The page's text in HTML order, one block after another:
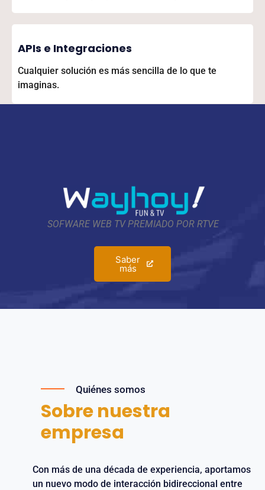
APIs e Integraciones
Cualquier solución es más sencilla de lo que te
imaginas.
SOFWARE WEB TV PREMIADO POR RTVE
Saber
más
Quiénes somos
Sobre nuestra
empresa
Con más de una década de experiencia, aportamos
un nuevo modo de interacción bidireccional entre